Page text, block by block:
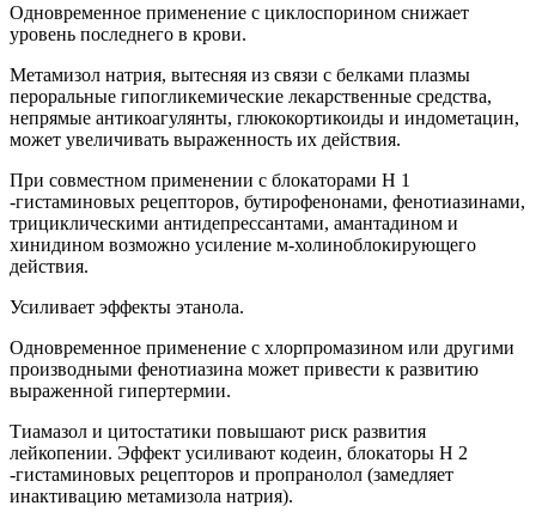
Одновременное применение с циклоспорином снижает
уровень последнего в крови.
Метамизол натрия, вытесняя из связи с белками плазмы
пероральные гипогликемические лекарственные средства,
непрямые антикоагулянты, глюкокортикоиды и индометацин,
может увеличивать выраженность их действия.
При совместном применении с блокаторами Н 1
-гистаминовых рецепторов, бутирофенонами, фенотиазинами,
трициклическими антидепрессантами, амантадином и
хинидином возможно усиление м-холиноблокирующего
действия.
Усиливает эффекты этанола.
Одновременное применение с хлорпромазином или другими
производными фенотиазина может привести к развитию
выраженной гипертермии.
Тиамазол и цитостатики повышают риск развития
лейкопении. Эффект усиливают кодеин, блокаторы Н 2
-гистаминовых рецепторов и пропранолол (замедляет
инактивацию метамизола натрия).